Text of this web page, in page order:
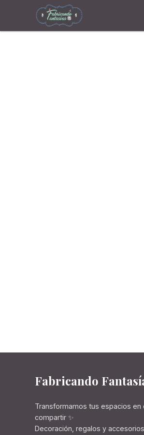
Fabricando
Transformamos tus espacios en
compartir ✨
Decoración, regalos y